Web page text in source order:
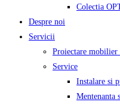
Colectia
Despre noi
Servicii
Proiectare mobilier
Service
Instalare si
Mentenanta